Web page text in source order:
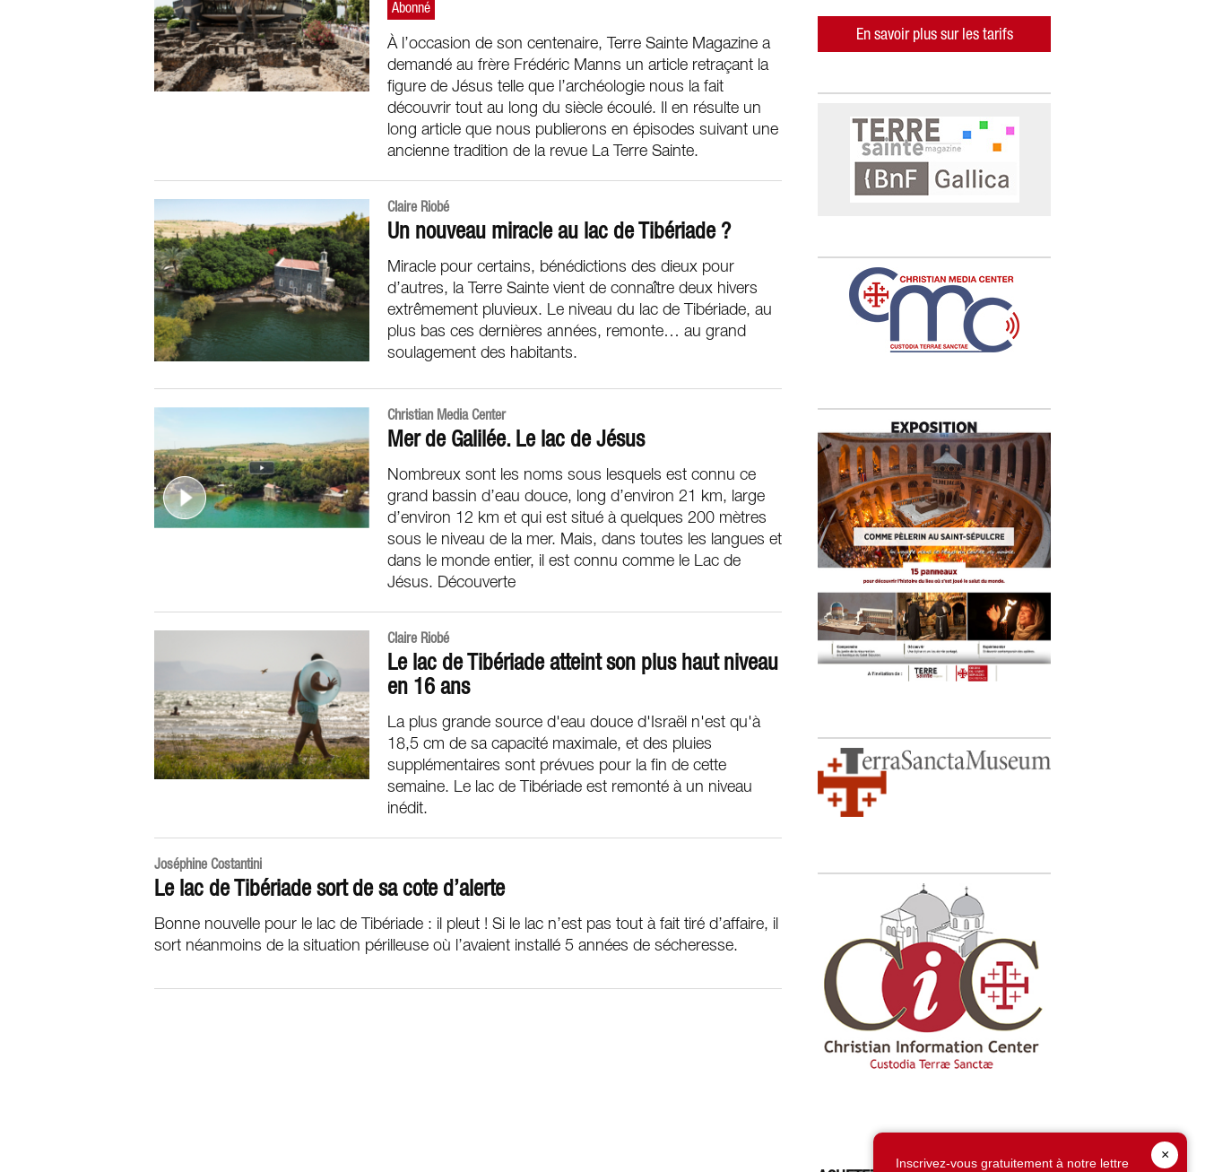
À l’occasion de son centenaire, Terre Sainte Magazine a
demandé au frère Frédéric Manns un article retraçant la
figure de Jésus telle que l’archéologie nous la fait
découvrir tout au long du siècle écoulé. Il en résulte un
long article que nous publierons en épisodes suivant une
ancienne tradition de la revue La Terre Sainte.
Claire Riobé
Un nouveau miracle au lac de Tibériade ?
Miracle pour certains, bénédictions des dieux pour
d’autres, la Terre Sainte vient de connaître deux hivers
extrêmement pluvieux. Le niveau du lac de Tibériade, au
plus bas ces dernières années, remonte… au grand
soulagement des habitants.
Christian Media Center
Mer de Galilée. Le lac de Jésus
Nombreux sont les noms sous lesquels est connu ce
grand bassin d’eau douce, long d’environ 21 km, large
d’environ 12 km et qui est situé à quelques 200 mètres
sous le niveau de la mer. Mais, dans toutes les langues et
dans le monde entier, il est connu comme le Lac de
Jésus. Découverte
Claire Riobé
Le lac de Tibériade atteint son plus haut niveau
en 16 ans
La plus grande source d'eau douce d'Israël n'est qu'à
18,5 cm de sa capacité maximale, et des pluies
supplémentaires sont prévues pour la fin de cette
semaine. Le lac de Tibériade est remonté à un niveau
inédit.
Joséphine Costantini
Le lac de Tibériade sort de sa cote d’alerte
Bonne nouvelle pour le lac de Tibériade : il pleut ! Si le lac n’est pas tout à fait tiré d’affaire, il
sort néanmoins de la situation périlleuse où l’avaient installé 5 années de sécheresse.
En savoir plus sur les tarifs
×
Inscrivez-vous gratuitement à notre lettre